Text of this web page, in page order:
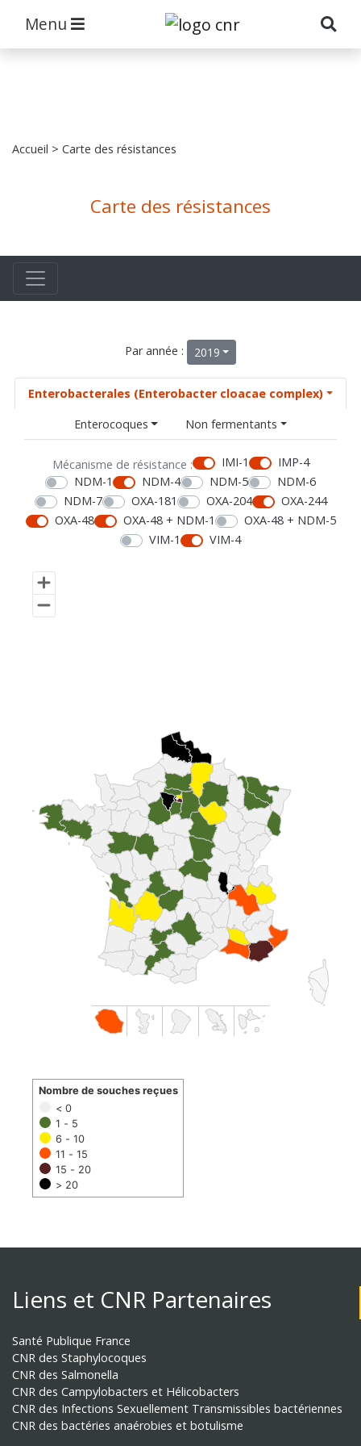
Menu
Accueil > Carte des résistances
Carte des résistances
Par année : 2019
Enterobacterales (Enterobacter cloacae complex)
Enterocoques
Non fermentants
Mécanisme de résistance : IMI-1
IMP-4
NDM-1
NDM-4 NDM-5
NDM-6
NDM-7
OXA-181 OXA-204
OXA-244
OXA-48
OXA-48 + NDM-1
OXA-48 + NDM-5
VIM-1
VIM-4
< 0
1 - 5
6 - 10
11 - 15
15 - 20
> 20
Nombre de souches reçues
Liens et CNR Partenaires
Santé Publique France
CNR des Staphylocoques
CNR des Salmonella
CNR des Campylobacters et Hélicobacters
CNR des Infections Sexuellement Transmissibles bactériennes
CNR des bactéries anaérobies et botulisme